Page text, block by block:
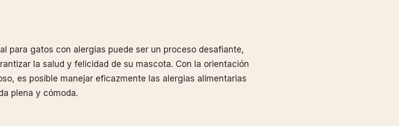
para gatos con alergias puede ser un proceso desafiante,
la salud y felicidad de su mascota. Con la orientación
es posible manejar eficazmente las alergias alimentarias
plena y cómoda.